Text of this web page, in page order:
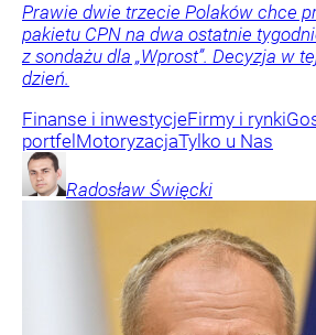
Prawie dwie trzecie Polaków chce
pakietu CPN na dwa ostatnie
z sondażu dla „Wprost”. Decyzja w
dzień.
Finanse i inwestycjeFirmy i rynki
portfel MotoryzacjaTylko u Nas
Radosław Święcki